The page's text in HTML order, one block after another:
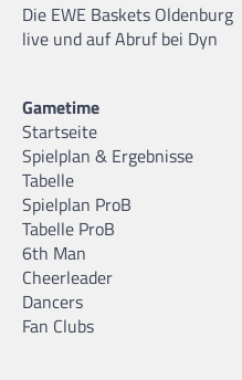
Die EWE Baskets Oldenburg
live und auf Abruf bei Dyn
Gametime
Startseite
Spielplan & Ergebnisse
Tabelle
Spielplan ProB
Tabelle ProB
6th Man
Cheerleader
Dancers
Fan Clubs